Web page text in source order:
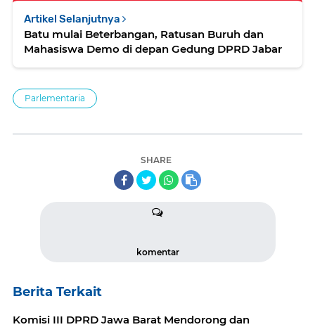
Artikel Selanjutnya
Batu mulai Beterbangan, Ratusan Buruh dan
Mahasiswa Demo di depan Gedung DPRD Jabar
Parlementaria
SHARE
komentar
Berita Terkait
Komisi III DPRD Jawa Barat Mendorong dan